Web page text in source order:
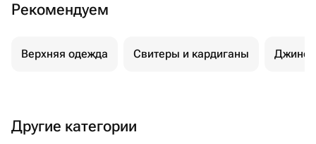
Рекомендуем
Верхняя одежда Свитеры и кардиганы
Другие категории